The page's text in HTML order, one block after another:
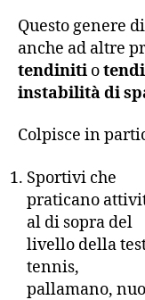
Questo genere
anche ad altre
tendiniti o
instabilità di
Colpisce in
Sportivi che
praticano
al di sopra del
livello della
tennis,
pallamano,